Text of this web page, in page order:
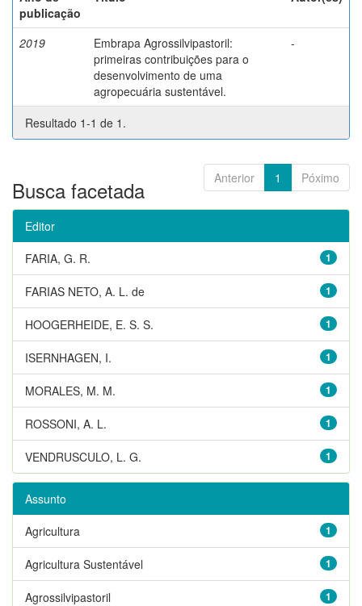
publicação
2019
Embrapa Agrossilvipastoril:
primeiras contribuições para o
desenvolvimento de uma
agropecuária sustentável.
-
Resultado 1-1 de 1.
Anterior 1 Póximo
Busca facetada
Editor
1
FARIA, G. R.
1
FARIAS NETO, A. L. de
1
HOOGERHEIDE, E. S. S.
1
ISERNHAGEN, I.
1
MORALES, M. M.
1
ROSSONI, A. L.
1
VENDRUSCULO, L. G.
Assunto
1
Agricultura
1
Agricultura Sustentável
1
Agrossilvipastoril